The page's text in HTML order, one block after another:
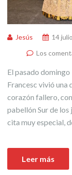
Jesús 14
Los
El pasado
Francesc vivió una
corazón fallero,
pabellón Sur de los
cita muy especial,
Leer más